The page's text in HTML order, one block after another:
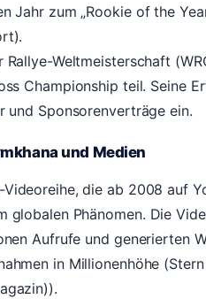
Jahr zum „Rookie of the
Rallye-Weltmeisterschaft
Championship teil. Seine
und Sponsorenverträge ein.
und Medien
Videoreihe, die ab 2008 auf
globalen Phänomen. Die
Aufrufe und generierten
in Millionenhöhe (Stern